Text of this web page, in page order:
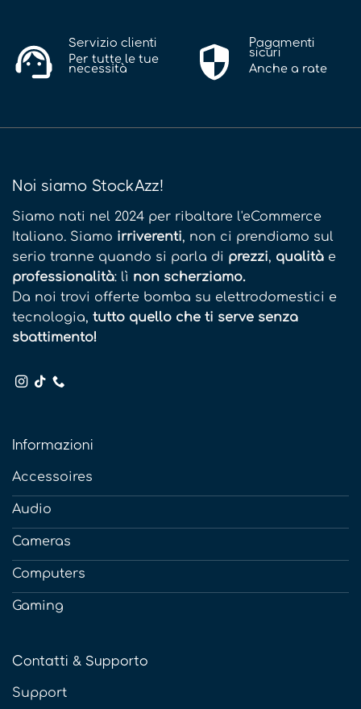
Servizio clienti
Per tutte le tue
necessità
Pagamenti
sicuri
Anche a rate
Noi siamo StockAzz!
Siamo nati nel 2024 per ribaltare l'eCommerce
Italiano. Siamo irriverenti, non ci prendiamo sul
serio tranne quando si parla di prezzi, qualità e
professionalità: lì non scherziamo.
Da noi trovi offerte bomba su elettrodomestici e
tecnologia, tutto quello che ti serve senza
sbattimento!
Informazioni
Accessoires
Audio
Cameras
Computers
Gaming
Contatti & Supporto
Support